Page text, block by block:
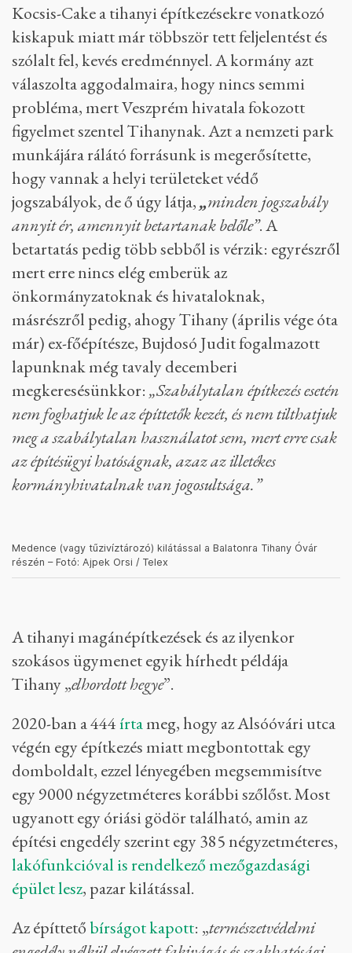
Kocsis-Cake a tihanyi építkezésekre vonatkozó
kiskapuk miatt már többször tett feljelentést és
szólalt fel, kevés eredménnyel. A kormány azt
válaszolta aggodalmaira, hogy nincs semmi
probléma, mert Veszprém hivatala fokozott
figyelmet szentel Tihanynak. Azt a nemzeti park
munkájára rálátó forrásunk is megerősítette,
hogy vannak a helyi területeket védő
jogszabályok, de ő úgy látja,„minden jogszabály
annyit ér, amennyit betartanak belőle”. A
betartatás pedig több sebből is vérzik: egyrészről
mert erre nincs elég emberük az
önkormányzatoknak és hivataloknak,
másrészről pedig, ahogy Tihany (április vége óta
már) ex-főépítésze, Bujdosó Judit fogalmazott
lapunknak még tavaly decemberi
megkeresésünkkor: „Szabálytalan építkezés esetén
nem foghatjuk le az építtetők kezét, és nem tilthatjuk
meg a szabálytalan használatot sem, mert erre csak
az építésügyi hatóságnak, azaz az illetékes
kormányhivatalnak van jogosultsága.”
Medence (vagy tűzivíztározó) kilátással a Balatonra Tihany Óvár
részén – Fotó: Ajpek Orsi / Telex
A tihanyi magánépítkezések és az ilyenkor
szokásos ügymenet egyik hírhedt példája
Tihany „
elhordott hegye